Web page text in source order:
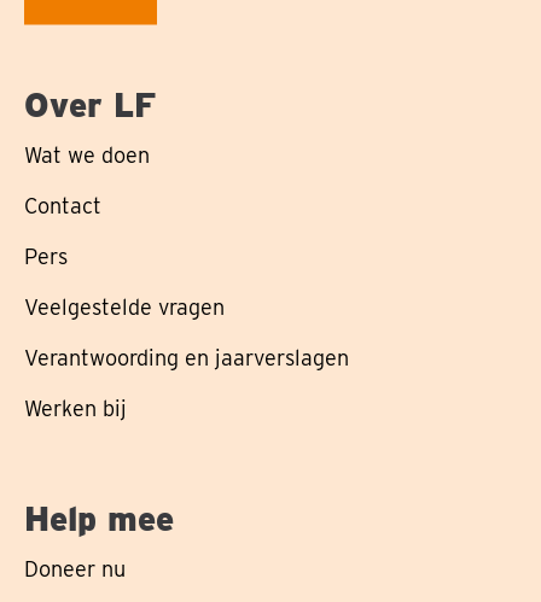
Over LF
Wat we doen
Contact
Pers
Veelgestelde vragen
Verantwoording en jaarverslagen
Werken bij
Help mee
Doneer nu